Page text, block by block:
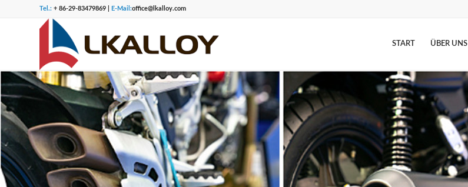
Tel.: + 86-29-83479869 | E-Mail:office@lkalloy.com
START ÜBER UNS